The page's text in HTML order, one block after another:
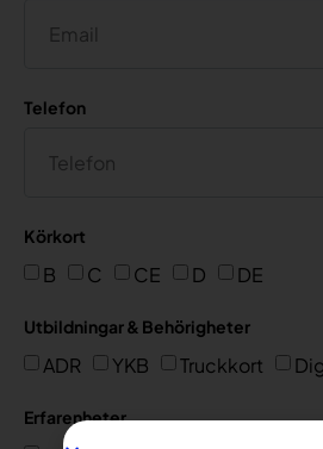
Telefon
Körkort
B C CE D DE
Utbildningar & Behörigheter
ADR YKB Truckkort
Erfarenheter